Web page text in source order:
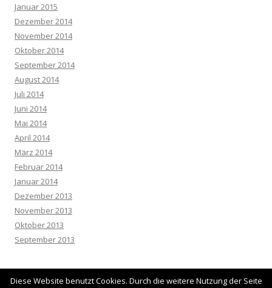
Januar 2015
Dezember 2014
November 2014
Oktober 2014
September 2014
August 2014
Juli 2014
Juni 2014
Mai 2014
April 2014
März 2014
Februar 2014
Januar 2014
Dezember 2013
November 2013
Oktober 2013
September 2013
Diese Website benutzt Cookies. Durch die weitere Nutzung der Seite